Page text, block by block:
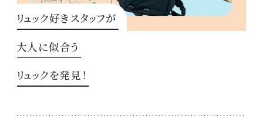
リュック好きスタッフが
大人に似合う
リュックを発見！